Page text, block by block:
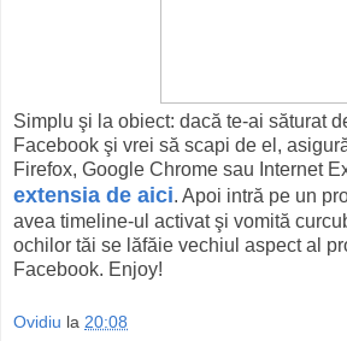
Simplu şi la obiect: dacă te-ai săturat
Facebook şi vrei să scapi de el,
Firefox, Google Chrome sau Internet
extensia de aici. Apoi intră pe un
avea timeline-ul activat şi vomită
ochilor tăi se lăfăie vechiul aspect al
Facebook. Enjoy!
Ovidiu la 20:08